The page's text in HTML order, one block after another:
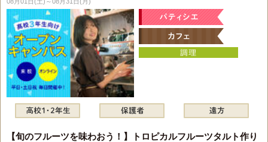
【旬のフルーツを味わおう！】トロピカルフルーツタルト作り